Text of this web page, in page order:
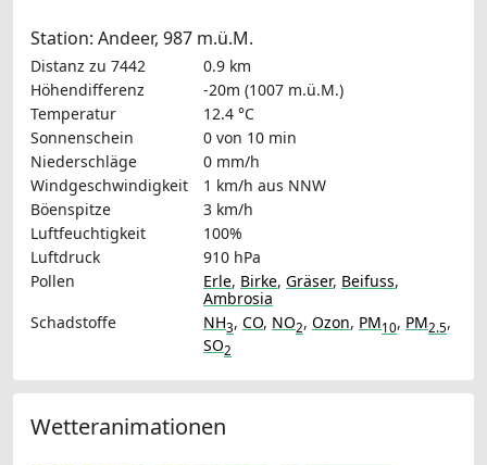
Station: Andeer, 987 m.ü.M.
Distanz zu 7442
0.9 km
Höhendifferenz
-20m (1007 m.ü.M.)
Temperatur
12.4 °C
Sonnenschein
0 von 10 min
Niederschläge
0 mm/h
Windgeschwindigkeit
1 km/h aus NNW
Böenspitze
3 km/h
Luftfeuchtigkeit
100%
Luftdruck
910 hPa
Pollen
Erle, Birke, Gräser, Beifuss,
Ambrosia
Schadstoffe
NH3, CO, NO2, Ozon, PM10, PM2.5,
SO2
Wetteranimationen